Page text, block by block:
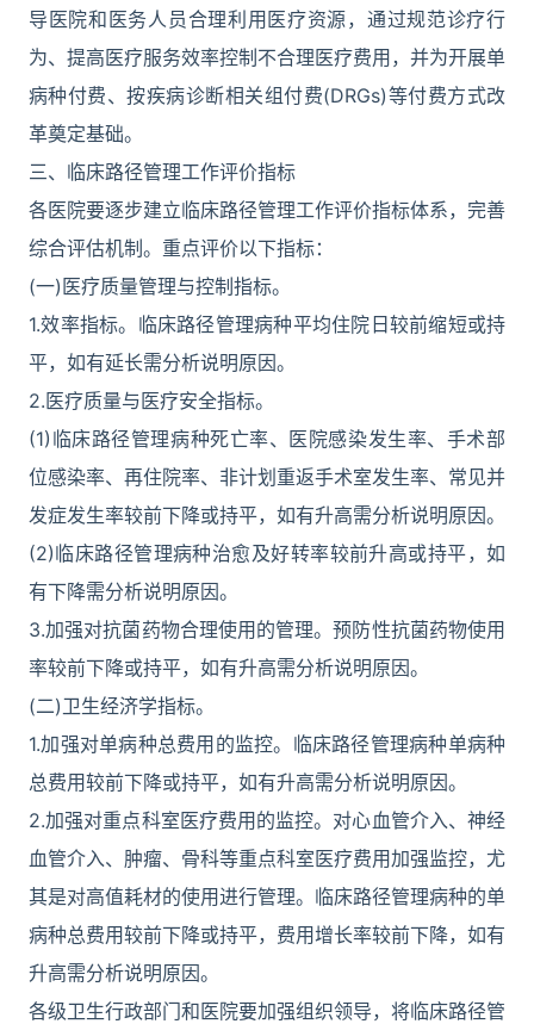
导医院和医务人员合理利用医疗资源，通过规范诊疗行
为、提高医疗服务效率控制不合理医疗费用，并为开展单
病种付费、按疾病诊断相关组付费(DRGs)等付费方式改
革奠定基础。
三、临床路径管理工作评价指标
各医院要逐步建立临床路径管理工作评价指标体系，完善
综合评估机制。重点评价以下指标：
(一)医疗质量管理与控制指标。
1.效率指标。临床路径管理病种平均住院日较前缩短或持
平，如有延长需分析说明原因。
2.医疗质量与医疗安全指标。
(1)临床路径管理病种死亡率、医院感染发生率、手术部
位感染率、再住院率、非计划重返手术室发生率、常见并
发症发生率较前下降或持平，如有升高需分析说明原因。
(2)临床路径管理病种治愈及好转率较前升高或持平，如
有下降需分析说明原因。
3.加强对抗菌药物合理使用的管理。预防性抗菌药物使用
率较前下降或持平，如有升高需分析说明原因。
(二)卫生经济学指标。
1.加强对单病种总费用的监控。临床路径管理病种单病种
总费用较前下降或持平，如有升高需分析说明原因。
2.加强对重点科室医疗费用的监控。对心血管介入、神经
血管介入、肿瘤、骨科等重点科室医疗费用加强监控，尤
其是对高值耗材的使用进行管理。临床路径管理病种的单
病种总费用较前下降或持平，费用增长率较前下降，如有
升高需分析说明原因。
各级卫生行政部门和医院要加强组织领导，将临床路径管